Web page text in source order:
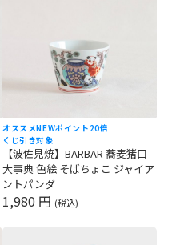
オススメNEWポイント20倍
くじ引き対象
【波佐見焼】BARBAR 蕎麦猪口
大事典 色絵 そばちょこ ジャイア
ントパンダ
1,980 円 (税込)